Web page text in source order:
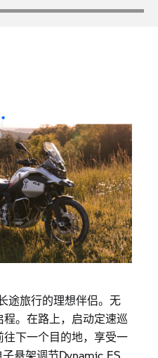
途旅行的理想伴侣。无
。在路上，启动定速巡
下一个目的地，享受一